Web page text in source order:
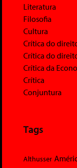
Literatura
Filosofia
Cultura
Crítica do
Crítica do
Crítica da
Crítica
Conjuntura
Tags
Althusser